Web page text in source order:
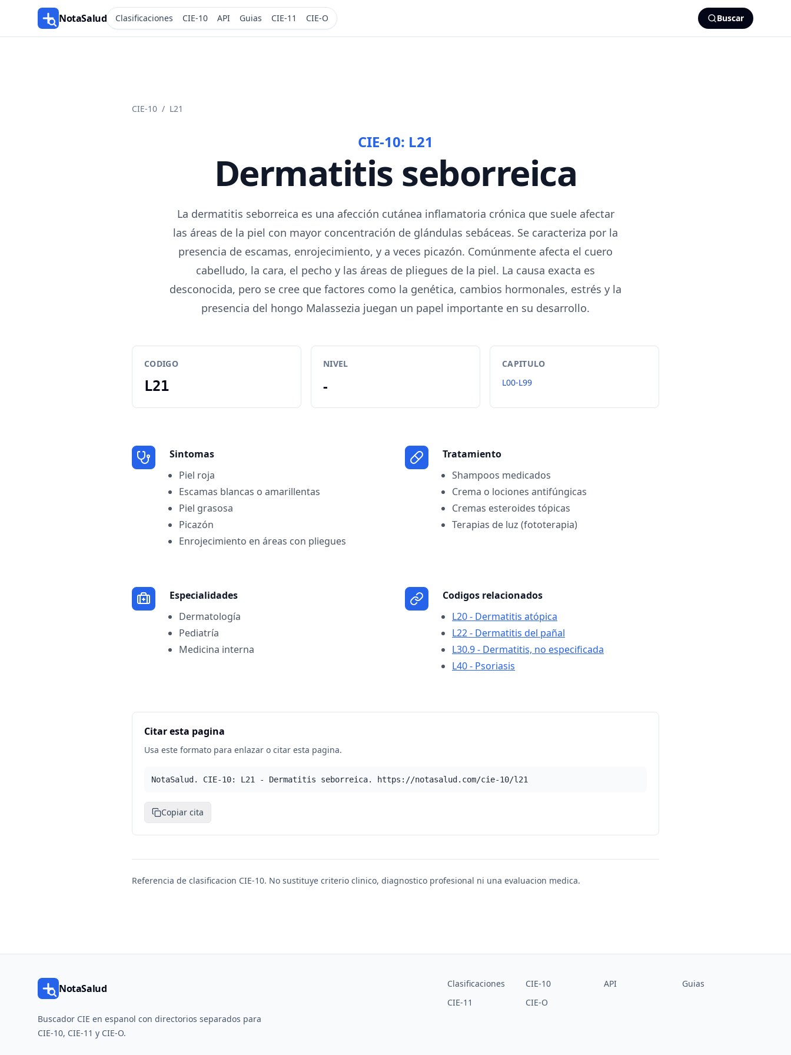
NotaSalud Clasificaciones CIE-10 API Guias CIE-11 CIE-O Buscar
CIE-10 / L21
CIE-10: L21
Dermatitis seborreica
La dermatitis seborreica es una afección cutánea inflamatoria crónica que suele afectar
las áreas de la piel con mayor concentración de glándulas sebáceas. Se caracteriza por la
presencia de escamas, enrojecimiento, y a veces picazón. Comúnmente afecta el cuero
cabelludo, la cara, el pecho y las áreas de pliegues de la piel. La causa exacta es
desconocida, pero se cree que factores como la genética, cambios hormonales, estrés y la
presencia del hongo Malassezia juegan un papel importante en su desarrollo.
CODIGO
L21
NIVEL
-
CAPITULO
L00-L99
Sintomas
Piel roja
Escamas blancas o amarillentas
Piel grasosa
Picazón
Enrojecimiento en áreas con pliegues
Tratamiento
Shampoos medicados
Crema o lociones antifúngicas
Cremas esteroides tópicas
Terapias de luz (fototerapia)
Especialidades
Dermatología
Pediatría
Medicina interna
Codigos relacionados
L20 - Dermatitis atópica
L22 - Dermatitis del pañal
L30.9 - Dermatitis, no especificada
L40 - Psoriasis
Citar esta pagina
Usa este formato para enlazar o citar esta pagina.
NotaSalud. CIE-10: L21 - Dermatitis seborreica. https://notasalud.com/cie-10/l21
Copiar cita
Referencia de clasificacion CIE-10. No sustituye criterio clinico, diagnostico profesional ni una evaluacion medica.
NotaSalud
Buscador CIE en espanol con directorios separados para
CIE-10, CIE-11 y CIE-O.
Clasificaciones CIE-10 API
Guias
CIE-11
CIE-O